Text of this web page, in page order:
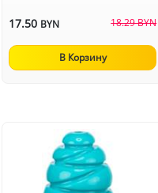
17.50 BYN 18.29 BYN
В Корзину